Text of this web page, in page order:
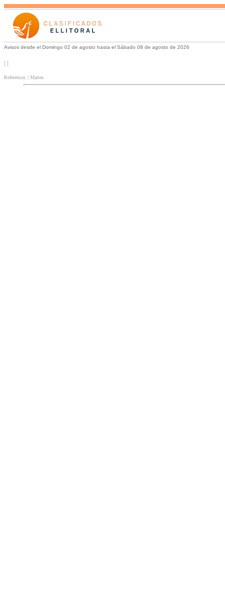
Avisos desde el Domingo 02 de agosto hasta el Sábado 08 de agosto de 2026
| |
Referencia: | Martes